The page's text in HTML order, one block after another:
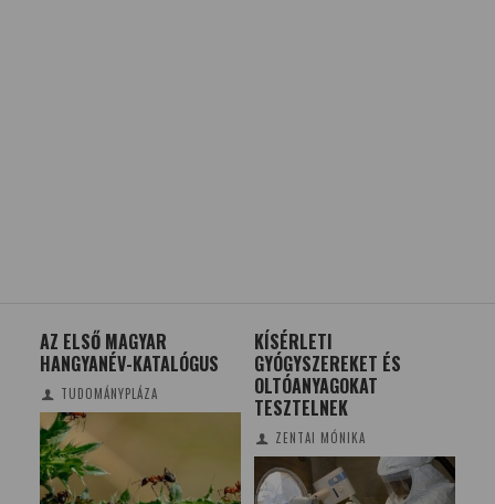
AZ ELSŐ MAGYAR
HANGYANÉV-KATALÓGUS
TUDOMÁNYPLÁZA
KÍSÉRLETI
GYÓGYSZEREKET ÉS
OLTÓANYAGOKAT
TESZTELNEK
ZENTAI MÓNIKA